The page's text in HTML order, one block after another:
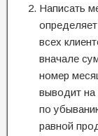
Написать
всех
вначале
номер
выводит на
по
равной